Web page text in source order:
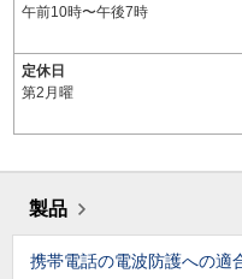
午前10時〜午後7時
定休日
第2月曜
製品
携帯電話の電波防護への適